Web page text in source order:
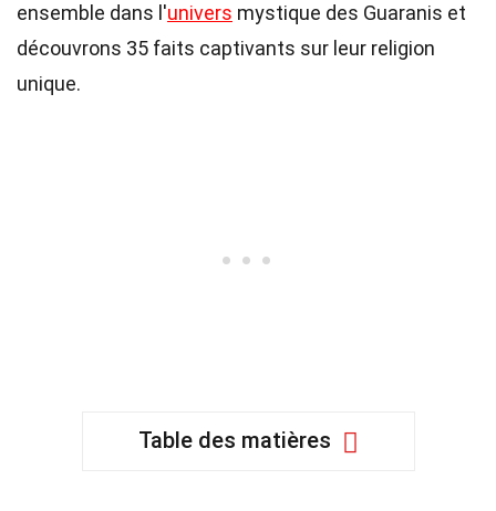
ensemble dans l'univers mystique des Guaranis et
découvrons 35 faits captivants sur leur religion
unique.
Table des matières